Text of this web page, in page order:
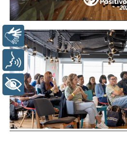
LIBRAS
VOZ
+ ACESSIBILIDADE